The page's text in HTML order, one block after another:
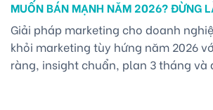
MUỐN BÁN MẠNH NĂM 2026? ĐỪNG
KIỂU “TÙY HỨNG”
Giải pháp marketing cho doanh
khỏi marketing tùy hứng năm 2026
ràng, insight chuẩn, plan 3 tháng và
LƯỢC – KHÔNG PHẢI TỪ BÀI ĐĂNG